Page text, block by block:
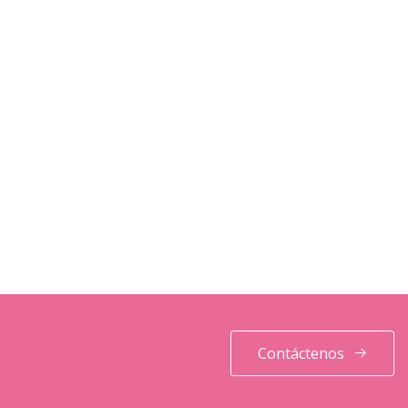
Contáctenos